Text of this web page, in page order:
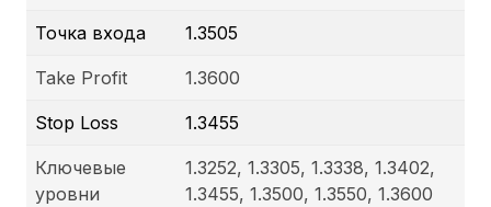
Точка входа 1.3505
Take Profit 1.3600
Stop Loss 1.3455
Ключевые
уровни
1.3252, 1.3305, 1.3338, 1.3402,
1.3455, 1.3500, 1.3550, 1.3600